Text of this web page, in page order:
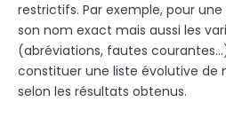
restrictifs. Par exemple, pour
son nom exact mais aussi les
(abréviations, fautes
constituer une liste évolutive de
selon les résultats obtenus.